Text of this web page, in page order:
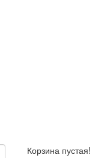
Корзина пустая!